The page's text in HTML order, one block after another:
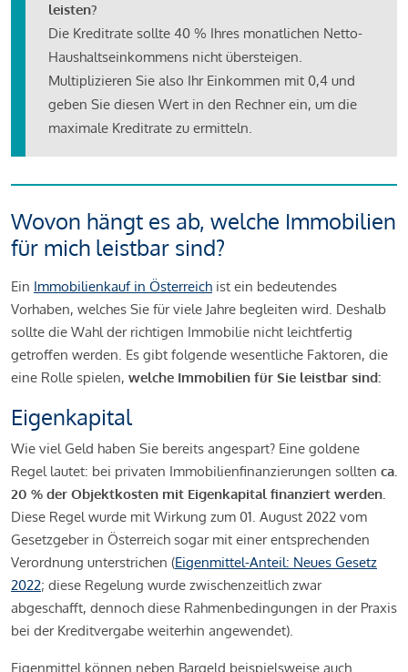
leisten?
Die Kreditrate sollte 40 % Ihres monatlichen Netto-
Haushaltseinkommens nicht übersteigen.
Multiplizieren Sie also Ihr Einkommen mit 0,4 und
geben Sie diesen Wert in den Rechner ein, um die
maximale Kreditrate zu ermitteln.
Wovon hängt es ab, welche Immobilien
für mich leistbar sind?
Ein Immobilienkauf in Österreich ist ein bedeutendes
Vorhaben, welches Sie für viele Jahre begleiten wird. Deshalb
sollte die Wahl der richtigen Immobilie nicht leichtfertig
getroffen werden. Es gibt folgende wesentliche Faktoren, die
eine Rolle spielen, welche Immobilien für Sie leistbar sind:
Eigenkapital
Wie viel Geld haben Sie bereits angespart? Eine goldene
Regel lautet: bei privaten Immobilienfinanzierungen sollten ca.
20 % der Objektkosten mit Eigenkapital finanziert werden.
Diese Regel wurde mit Wirkung zum 01. August 2022 vom
Gesetzgeber in Österreich sogar mit einer entsprechenden
Verordnung unterstrichen (Eigenmittel-Anteil: Neues Gesetz
2022; diese Regelung wurde zwischenzeitlich zwar
abgeschafft, dennoch diese Rahmenbedingungen in der Praxis
bei der Kreditvergabe weiterhin angewendet).
Eigenmittel können neben Bargeld beispielsweise auch